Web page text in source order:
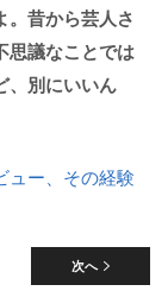
。昔から芸人さ
思議なことでは
、別にいいん
ュー、その経験
次へ